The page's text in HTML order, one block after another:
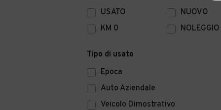
USATO
NUOVO
KM 0
NOLEGGIO
Tipo di usato
Epoca
Auto Aziendale
Veicolo Dimostrativo